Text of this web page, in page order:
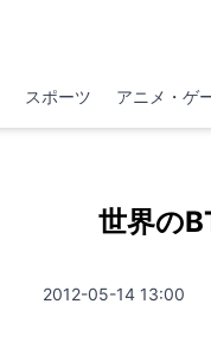
スポーツ アニメ・ゲ
世界の
2012-05-14 13:00